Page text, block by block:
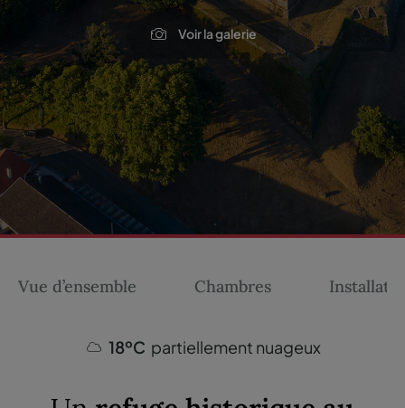
Voir la galerie
Vue d’ensemble Chambres
18ºC partiellement nuageux